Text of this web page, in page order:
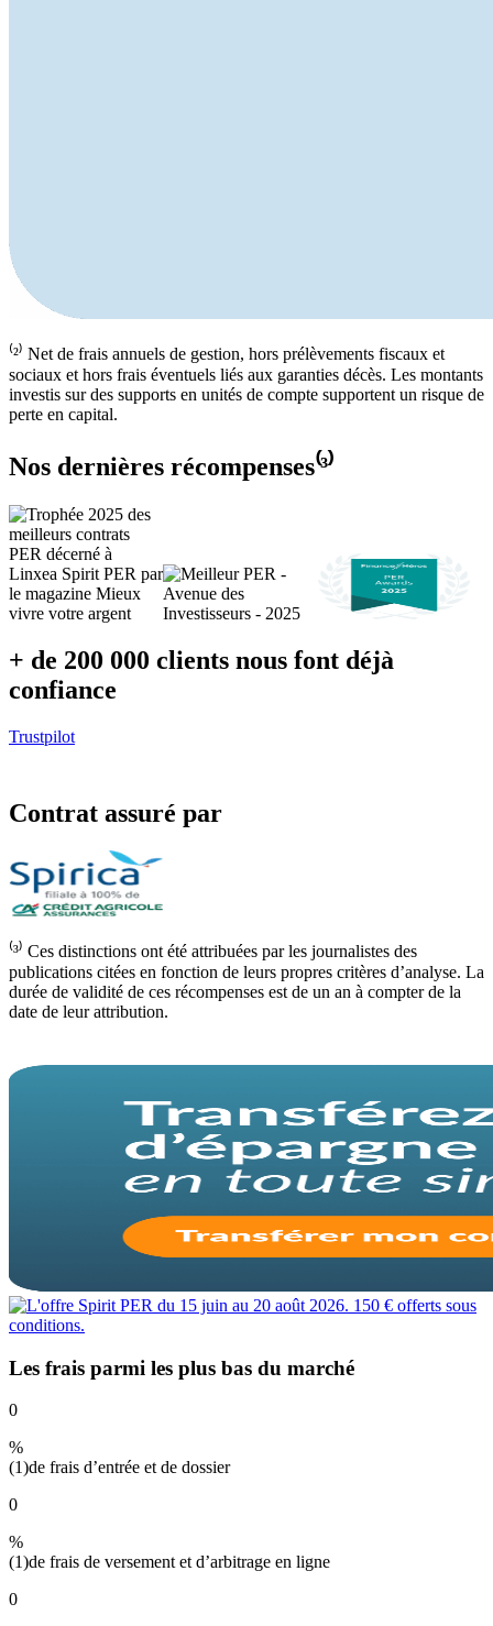
⁽²⁾ Net de frais annuels de gestion, hors prélèvements fiscaux et
sociaux et hors frais éventuels liés aux garanties décès. Les montants
investis sur des supports en unités de compte supportent un risque de
perte en capital.
Nos dernières récompenses⁽³⁾
+ de 200 000 clients nous font déjà
confiance
Trustpilot
Contrat assuré par
⁽³⁾ Ces distinctions ont été attribuées par les journalistes des
publications citées en fonction de leurs propres critères d’analyse. La
durée de validité de ces récompenses est de un an à compter de la
date de leur attribution.
Les frais parmi les plus bas du marché
0
%
(1)de frais d’entrée et de dossier
0
%
(1)de frais de versement et d’arbitrage en ligne
0